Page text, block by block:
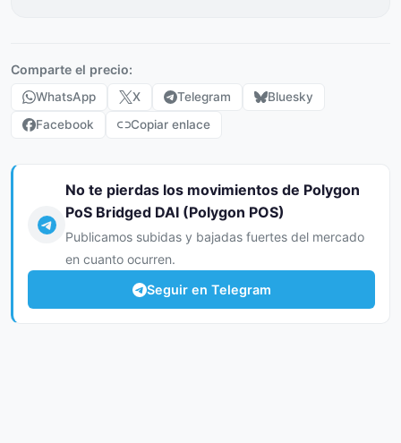
Comparte el precio:
WhatsApp X Telegram
Bluesky
Facebook
Copiar enlace
No te pierdas los movimientos de Polygon
PoS Bridged DAI (Polygon POS)
Publicamos subidas y bajadas fuertes del mercado
en cuanto ocurren.
Seguir en Telegram